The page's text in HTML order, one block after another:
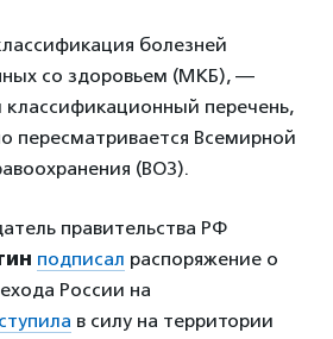
болезней
со здоровьем (МКБ), —
классификационный перечень,
пересматривается Всемирной
(ВОЗ).
правительства РФ
подписал распоряжение о
России на
в силу на территории